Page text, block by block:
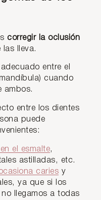
corregir la oclusión
las lleva.
entre el
cuando
ambos.
entre los dientes
puede
el esmalte,
astilladas, etc.
caries y
ya que si los
llegamos a todas